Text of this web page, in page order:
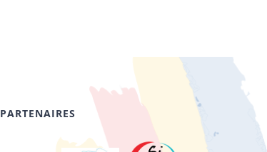
PARTENAIRES